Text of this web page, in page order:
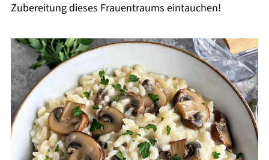
Zubereitung dieses Frauentraums eintauchen!